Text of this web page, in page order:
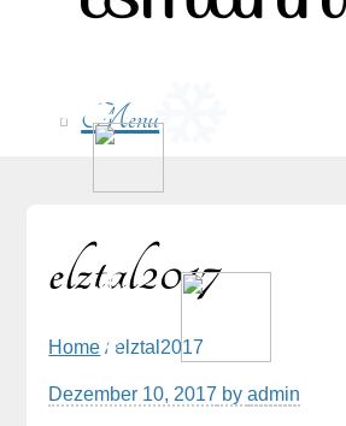
Menu
elztal2017
Home / elztal2017
Dezember 10, 2017 byadmin